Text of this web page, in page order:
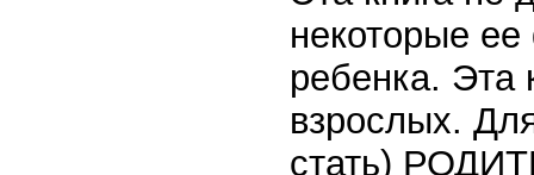
некоторые
ребенка. Эта
взрослых.
стать)